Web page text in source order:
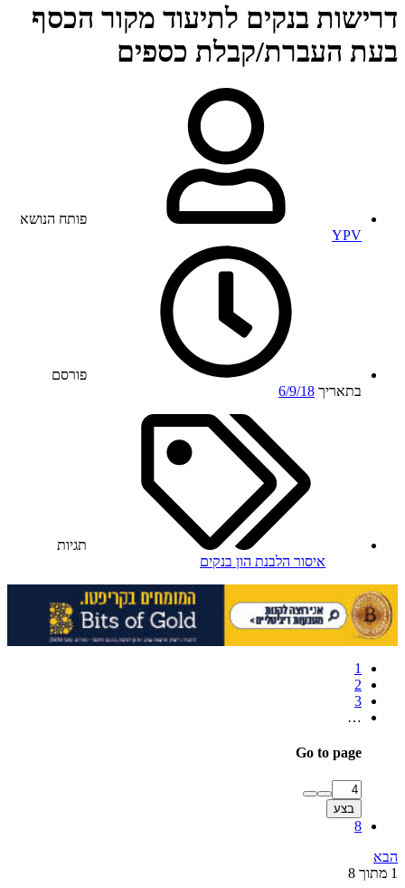
דרישות בנקים לתיעוד מקור הכסף
בעת העברת/קבלת כספים
פותח הנושא
YPV
פורסם
בתאריך 6/9/18
תגיות
איסור הלבנת הון בנקים
1
2
3
…
Go to page
בצע
8
הבא
1 מתוך 8